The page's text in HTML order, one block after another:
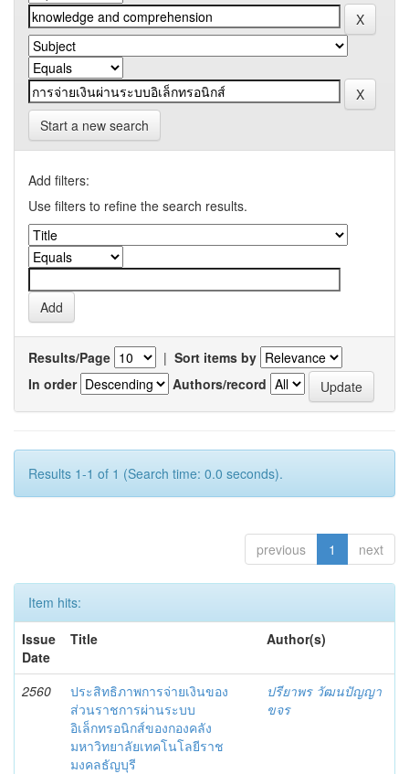
Start a new search
Add filters:
Use filters to refine the search results.
Results/Page | Sort items by
In order
Authors/record
Results 1-1 of 1 (Search time: 0.0 seconds).
previous 1 next
Item hits:
Issue
Date
Title Author(s)
2560
ประสิทธิภาพการจ่ายเงินของ
ส่วนราชการผ่านระบบ
อิเล็กทรอนิกส์ของกองคลัง
มหาวิทยาลัยเทคโนโลยีราช
มงคลธัญบุรี
ปรียาพร วัฒนปัญญา
ขจร